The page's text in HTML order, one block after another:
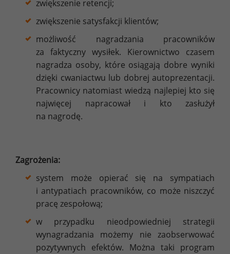
zwiększenie retencji;
zwiększenie satysfakcji klientów;
możliwość nagradzania pracowników
za faktyczny wysiłek. Kierownictwo czasem
nagradza osoby, które osiągają dobre wyniki
dzięki cwaniactwu lub dobrej autoprezentacji.
Pracownicy natomiast wiedzą najlepiej kto się
najwięcej napracował i kto zasłużył
na nagrodę.
Zagrożenia:
system może opierać się na sympatiach
i antypatiach pracowników, co może niszczyć
pracę zespołową;
w przypadku nieodpowiedniej strategii
wynagradzania możemy nie zaobserwować
pozytywnych efektów. Można taki program